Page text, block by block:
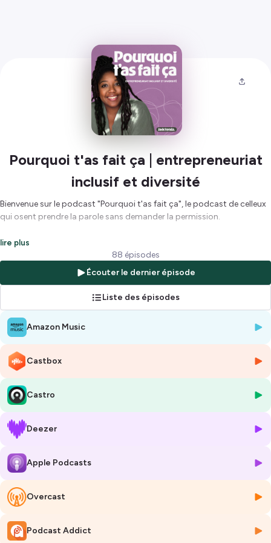
Pourquoi t'as fait ça | entrepreneuriat
inclusif et diversité
Bienvenue sur le podcast "Pourquoi t'as fait ça", le podcast de celleux
qui osent prendre la parole sans demander la permission.
Je suis Jade Tonga, ton hôte, podcast manager. Je suis aussi
podcast manager. Je t'aide à créer, développer et optimiser ton
podcast. Chaque semaine, une interview d'une entrepreneuse ou
entrepreneur engagé·e où l'inclusion et la diversité est un pilier de son
Retrouve le podcast vidéo sur YouTube et sur Spotify.
pour plus d'informations.
lire plus
88 épisodes
Écouter le dernier épisode
Liste des épisodes
Amazon Music
Castbox
Castro
Deezer
Apple Podcasts
Overcast
Podcast Addict